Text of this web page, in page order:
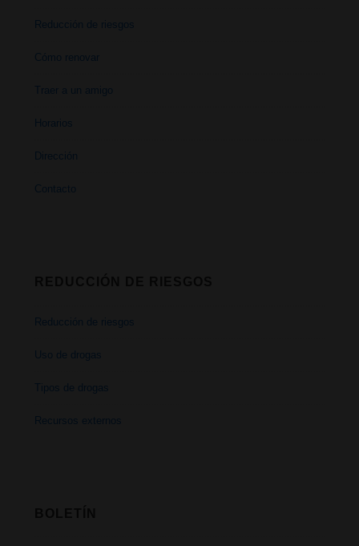
Reducción de riesgos
Cómo renovar
Traer a un amigo
Horarios
Dirección
Contacto
Reducción de riesgos
Uso de drogas
Tipos de drogas
Recursos externos